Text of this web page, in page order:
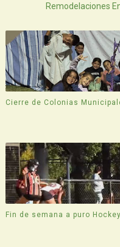
Remodelaciones
Cierre de Colonias
Fin de semana a puro